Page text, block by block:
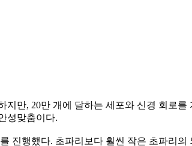
만, 20만 개에 달하는 세포와 신경 회로
성맞춤이다.
진행했다. 초파리보다 훨씬 작은 초파리